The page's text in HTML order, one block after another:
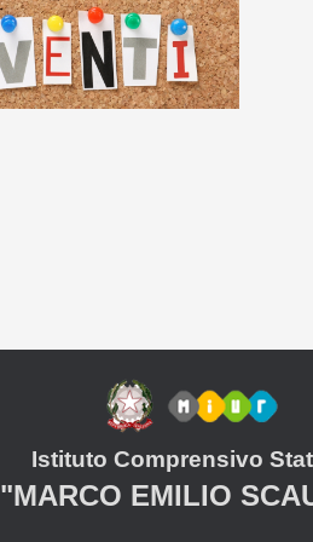
Istituto Comprensivo
"MARCO EMILIO